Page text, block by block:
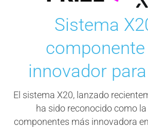
Sistema
innovador
El sistema X20, lanzado
ha sido reconocido como
componentes más innovadora